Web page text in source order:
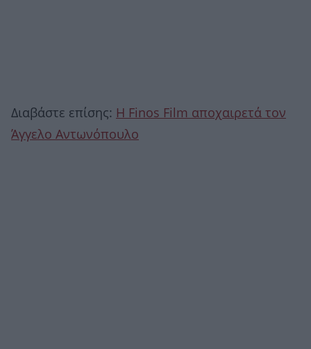
Διαβάστε επίσης: H Finos Film αποχαιρετά τον
Άγγελο Αντωνόπουλο